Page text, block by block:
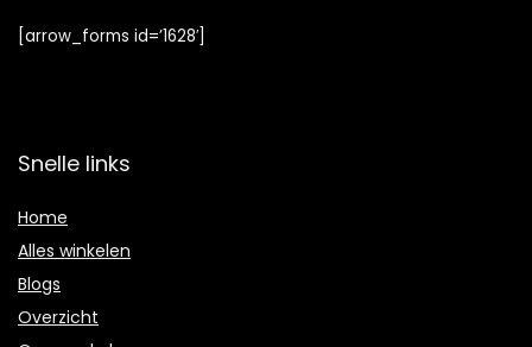
[arrow_forms id=’1628′]
Snelle links
Home
Alles winkelen
Blogs
Overzicht